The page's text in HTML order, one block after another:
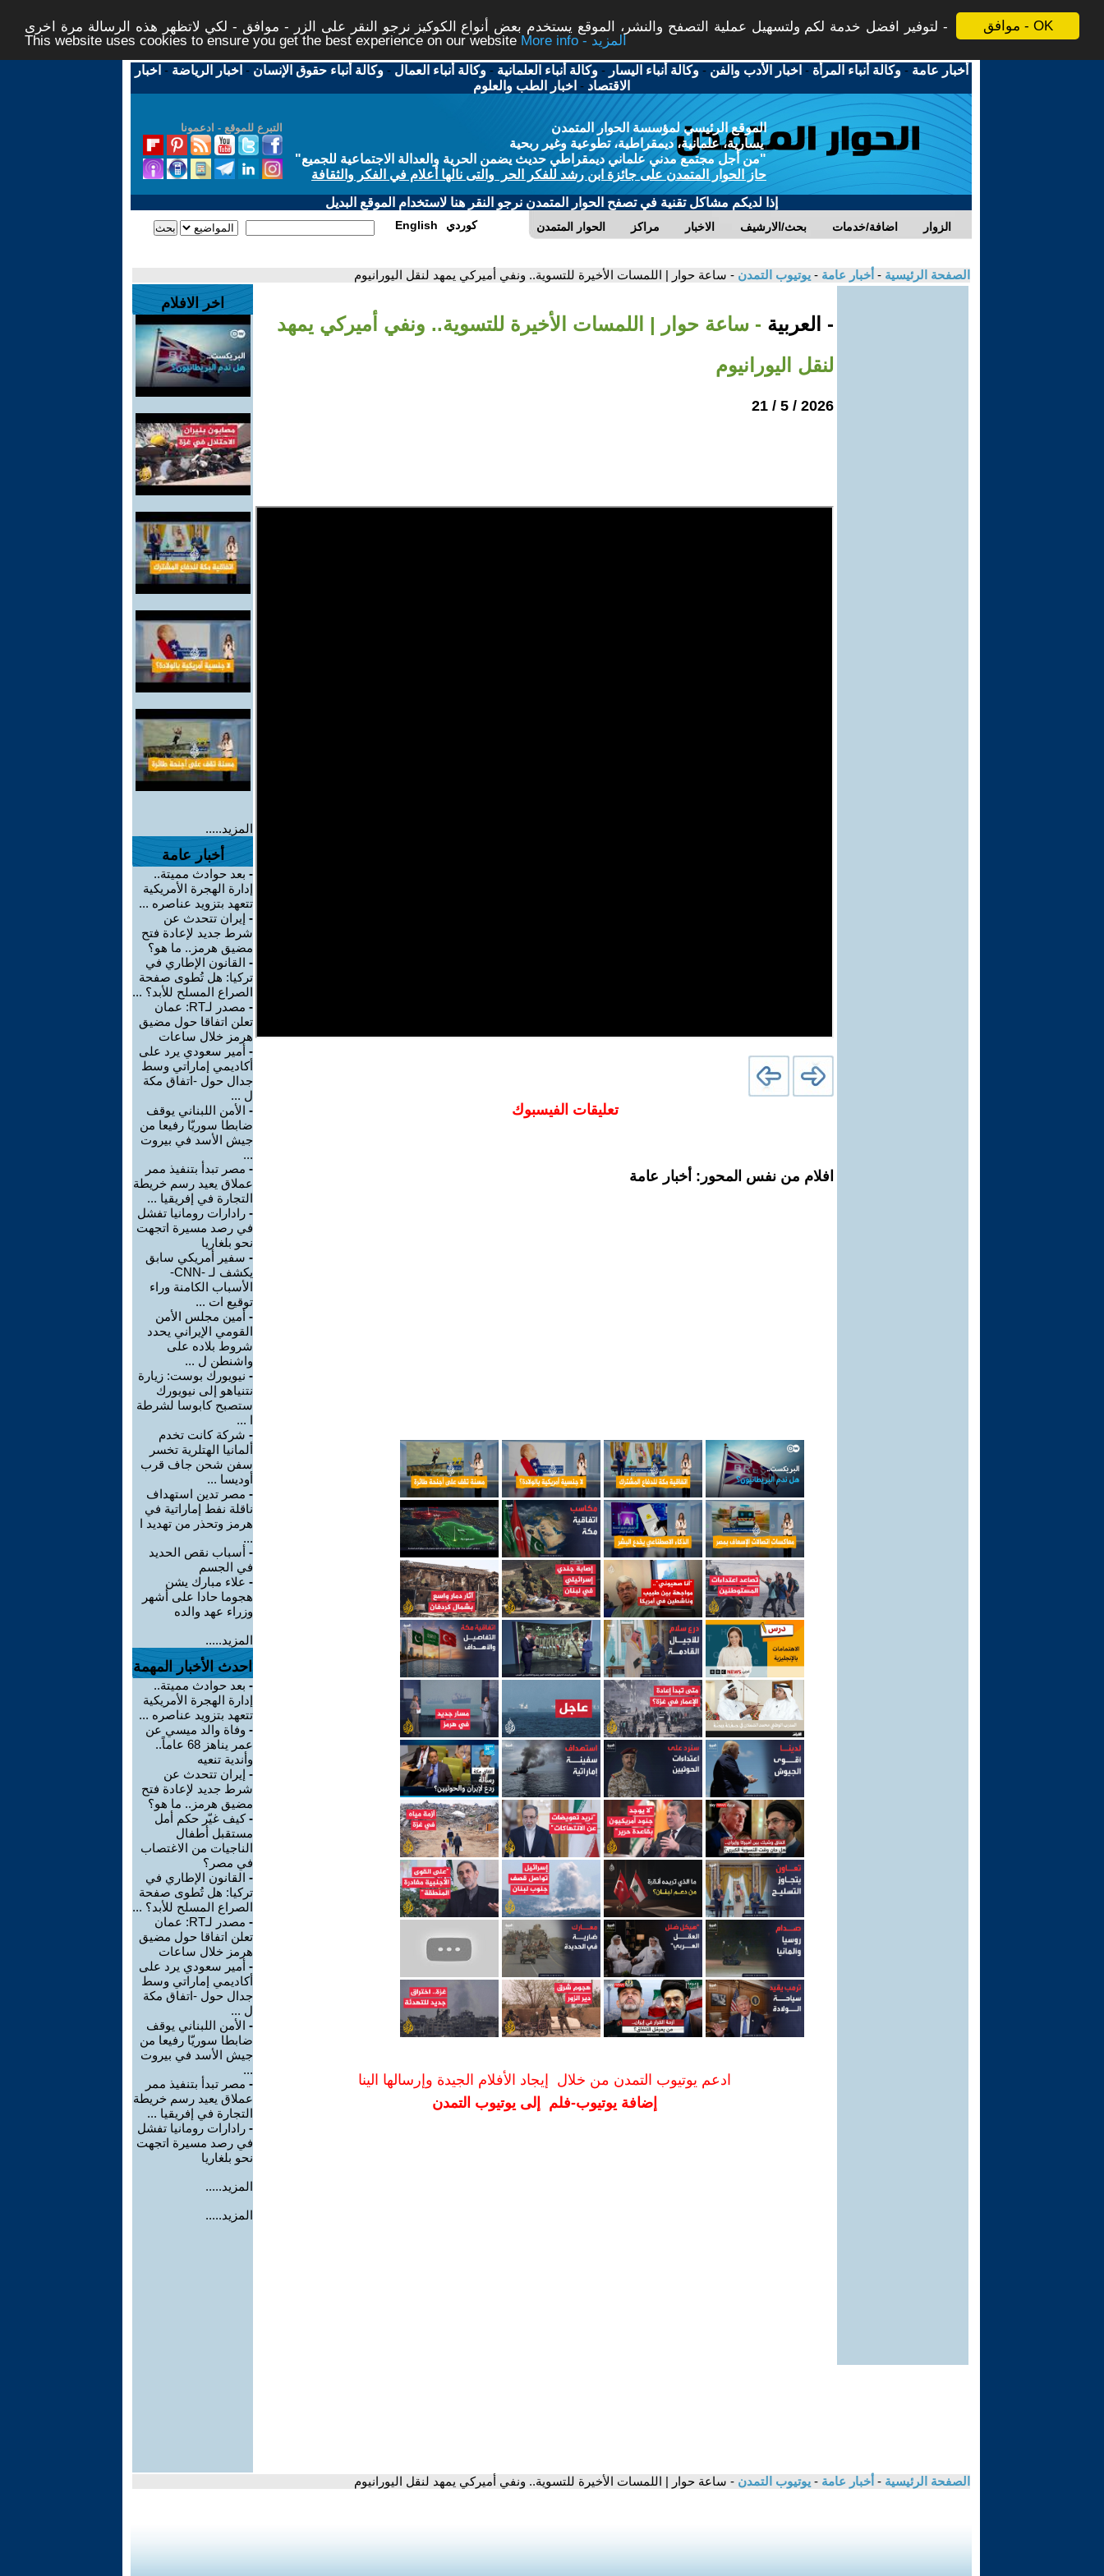
موافق - OK
لتوفير افضل خدمة لكم ولتسهيل عملية التصفح والنشر، الموقع يستخدم بعض أنواع الكوكيز نرجو النقر على الزر - موافق - لكي لاتظهر هذه الرسالة مرة اخرى -
This website uses cookies to ensure you get the best experience on our website
More info - المزيد
أخبار عامة -وكالة أنباء المرأة - اخبار الأدب والفن -وكالة أنباء اليسار -وكالة أنباء العلمانية -وكالة أنباء العمال -وكالة أنباء حقوق الإنسان - اخبار الرياضة - اخبار
الاقتصاد - اخبار الطب والعلوم
التبرع للموقع - ادعمونا
الموقع الرئيسي لمؤسسة الحوار المتمدن
يسارية، علمانية، ديمقراطية، تطوعية وغير ربحية
"من أجل مجتمع مدني علماني ديمقراطي حديث يضمن الحرية والعدالة الاجتماعية للجميع"
حاز الحوار المتمدن على جائزة ابن رشد للفكر الحر والتى نالها أعلام في الفكر والثقافة
إذا لديكم مشاكل تقنية في تصفح الحوار المتمدن نرجو النقر هنا لاستخدام الموقع البديل
الحوار المتمدن مراكز الاخبار بحث/الارشيف اضافة/خدمات الزوار English كوردي
الصفحة الرئيسية - أخبار عامة - يوتيوب التمدن - ساعة حوار | اللمسات الأخيرة للتسوية.. ونفي أميركي يمهد لنقل اليورانيوم
- العربية - ساعة حوار | اللمسات الأخيرة للتسوية.. ونفي أميركي يمهد
لنقل اليورانيوم
2026 / 5 / 21
تعليقات الفيسبوك
افلام من نفس المحور: أخبار عامة
ادعم يوتيوب التمدن من خلال إيجاد الأفلام الجيدة وإرسالها الينا
إضافة يوتيوب-فلم إلى يوتيوب التمدن
اخر الافلام
المزيد.....
أخبار عامة
- بعد حوادث مميتة..
إدارة الهجرة الأمريكية
تتعهد بتزويد عناصره ...
- إيران تتحدث عن
شرط جديد لإعادة فتح
مضيق هرمز.. ما هو؟
- القانون الإطاري في
تركيا: هل تُطوى صفحة
الصراع المسلح للأبد؟ ...
-
مصدر لـRT: عمان
تعلن اتفاقا حول مضيق
هرمز خلال ساعات
- أمير سعودي يرد على
أكاديمي إماراتي وسط
جدال حول -اتفاق مكة
ل ...
- الأمن اللبناني يوقف
ضابطا سوريّا رفيعا من
جيش الأسد في بيروت
...
- مصر تبدأ بتنفيذ ممر
عملاق يعيد رسم خريطة
التجارة في إفريقيا ...
- رادارات رومانيا تفشل
في رصد مسيرة اتجهت
نحو بلغاريا
- سفير أمريكي سابق
يكشف لـ -CNN-
الأسباب الكامنة وراء
توقيع ات ...
- أمين مجلس الأمن
القومي الإيراني يحدد
شروط بلاده على
واشنطن ل ...
- نيويورك بوست: زيارة
نتنياهو إلى نيويورك
ستصبح كابوسا لشرطة
ا ...
- شركة كانت تخدم
ألمانيا الهتلرية تخسر
سفن شحن جاف قرب
أوديسا ...
- مصر تدين استهداف
ناقلة نفط إماراتية في
هرمز وتحذر من تهديد ا
...
- أسباب نقص الحديد
في الجسم
- علاء مبارك يشن
هجوما حادا على أشهر
وزراء عهد والده
المزيد.....
احدث الأخبار المهمة
- بعد حوادث مميتة..
إدارة الهجرة الأمريكية
تتعهد بتزويد عناصره ...
- وفاة والد ميسي عن
عمر يناهز 68 عاماً..
وأندية تنعيه
- إيران تتحدث عن
شرط جديد لإعادة فتح
مضيق هرمز.. ما هو؟
-كيف غيّر حكم أمل
مستقبل أطفال
الناجيات من الاغتصاب
في مصر؟
- القانون الإطاري في
تركيا: هل تُطوى صفحة
الصراع المسلح للأبد؟ ...
-
مصدر لـRT: عمان
تعلن اتفاقا حول مضيق
هرمز خلال ساعات
- أمير سعودي يرد على
أكاديمي إماراتي وسط
جدال حول -اتفاق مكة
ل ...
- الأمن اللبناني يوقف
ضابطا سوريّا رفيعا من
جيش الأسد في بيروت
...
- مصر تبدأ بتنفيذ ممر
عملاق يعيد رسم خريطة
التجارة في إفريقيا ...
- رادارات رومانيا تفشل
في رصد مسيرة اتجهت
نحو بلغاريا
المزيد.....
المزيد.....
الصفحة الرئيسية - أخبار عامة - يوتيوب التمدن - ساعة حوار | اللمسات الأخيرة للتسوية.. ونفي أميركي يمهد لنقل اليورانيوم